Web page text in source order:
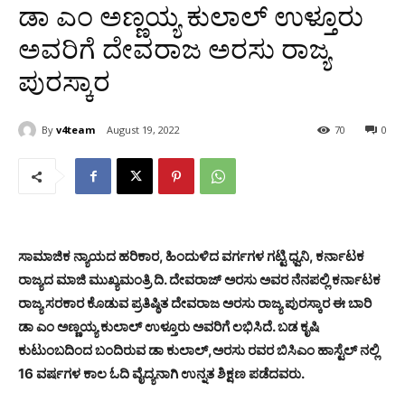
ಡಾ ಎಂ ಅಣ್ಣಯ್ಯ ಕುಲಾಲ್ ಉಳ್ತೂರು
ಅವರಿಗೆ ದೇವರಾಜ ಅರಸು ರಾಜ್ಯ
ಪುರಸ್ಕಾರ
By v4team August 19, 2022 0
70
ಸಾಮಾಜಿಕ ನ್ಯಾಯದ ಹರಿಕಾರ, ಹಿಂದುಳಿದ ವರ್ಗಗಳ ಗಟ್ಟಿ ಧ್ವನಿ, ಕರ್ನಾಟಕ
ರಾಜ್ಯದ ಮಾಜಿ ಮುಖ್ಯಮಂತ್ರಿ ದಿ. ದೇವರಾಜ್ ಅರಸು ಅವರ ನೆನಪಲ್ಲಿ ಕರ್ನಾಟಕ
ರಾಜ್ಯ ಸರಕಾರ ಕೊಡುವ ಪ್ರತಿಷ್ಠಿತ ದೇವರಾಜ ಅರಸು ರಾಜ್ಯ ಪುರಸ್ಕಾರ ಈ ಬಾರಿ
ಡಾ ಎಂ ಅಣ್ಣಯ್ಯ ಕುಲಾಲ್ ಉಳ್ತೂರು ಅವರಿಗೆ ಲಭಿಸಿದೆ. ಬಡ ಕೃಷಿ
ಕುಟುಂಬದಿಂದ ಬಂದಿರುವ ಡಾ ಕುಲಾಲ್,ಅರಸು ರವರ ಬಿಸಿಎಂ ಹಾಸ್ಟೆಲ್ ನಲ್ಲಿ
16 ವರ್ಷಗಳ ಕಾಲ ಓದಿ ವೈದ್ಯನಾಗಿ ಉನ್ನತ ಶಿಕ್ಷಣ ಪಡೆದವರು.